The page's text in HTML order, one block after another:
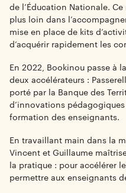
de l’Éducation Nationale.
plus loin dans
mise en place de kits
d’acquérir rapidement les
En 2022, Bookinou passe à
deux accélérateurs :
porté par la Banque des
d’innovations pédagogiques
formation des enseignants.
En travaillant main dans la
Vincent et Guillaume
la pratique : pour accélérer
permettre aux enseignants